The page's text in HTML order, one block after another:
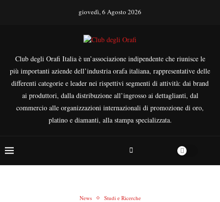
giovedì, 6 Agosto 2026
Club degli Orafi Italia è un’associazione indipendente che riunisce le
più importanti aziende dell’industria orafa italiana, rappresentative delle
differenti categorie e leader nei rispettivi segmenti di attività: dai brand
ai produttori, dalla distribuzione all’ingrosso ai dettaglianti, dal
commercio alle organizzazioni internazionali di promozione di oro,
platino e diamanti, alla stampa specializzata.
News Studi e Ricerche